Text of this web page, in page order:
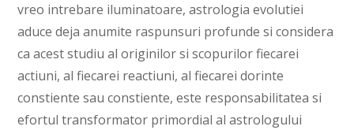
vreo intrebare iluminatoare, astrologia evolutiei
aduce deja anumite raspunsuri profunde si considera
ca acest studiu al originilor si scopurilor fiecarei
actiuni, al fiecarei reactiuni, al fiecarei dorinte
constiente sau constiente, este responsabilitatea si
efortul transformator primordial al astrologului